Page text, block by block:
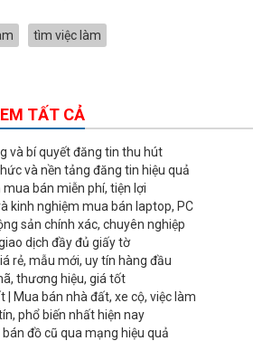
tìm việc làm
TẤT CẢ
và bí quyết đăng tin thu hút
và nền tảng đăng tin hiệu quả
bán miễn phí, tiện lợi
kinh nghiệm mua bán laptop, PC
sản chính xác, chuyên nghiệp
dịch đầy đủ giấy tờ
rẻ, mẫu mới, uy tín hàng đầu
thương hiệu, giá tốt
| Mua bán nhà đất, xe cộ, việc làm
phổ biến nhất hiện nay
đồ cũ qua mạng hiệu quả